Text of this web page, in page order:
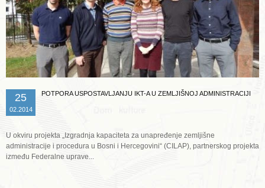
25
02.2014
POTPORA USPOSTAVLJANJU IKT-A U ZEMLJIŠNOJ ADMINISTRACIJI
U okviru projekta „Izgradnja kapaciteta za unapređenje zemljišne
administracije i procedura u Bosni i Hercegovini“ (CILAP), partnerskog projekta
između Federalne uprave...